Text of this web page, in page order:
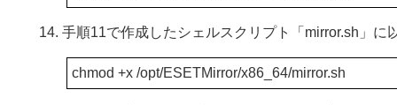
手順11で作成したシェルスクリプト「mirror.sh」に
chmod +x /opt/ESETMirror/x86_64/mirror.sh